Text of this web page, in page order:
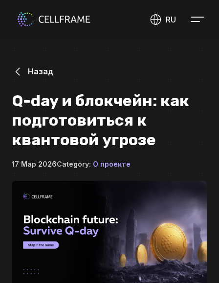
RU
Назад
Q-day и блокчейн: как
подготовиться к
квантовой угрозе
17 Мар 2026Category: О проекте